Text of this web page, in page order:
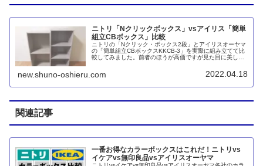
ニトリ「Nクリックボックス」vsアイリス「簡単
組立CBボックス」比較
ニトリの「Nクリック・ボックス2段」とアイリスオーヤマ
の「簡単組立CBボックスKKCB-3」を実際に組み立てて比
較してみました。前者のほうが高価ですが見た目に美しく
価格重視で後者というのもナシではないでしょう。
new.shuno-oshieru.com 2022.04.18
関連記事
一番お得なカラーボックスはこれだ！ニトリvs
イケアvs無印良品vsアイリスオーヤマ